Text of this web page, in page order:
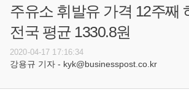
주유소 휘발유 가격 12주째
전국 평균 1330.8원
2020-04-17 17:16:34
강용규 기자 - kyk@businesspost.co.kr